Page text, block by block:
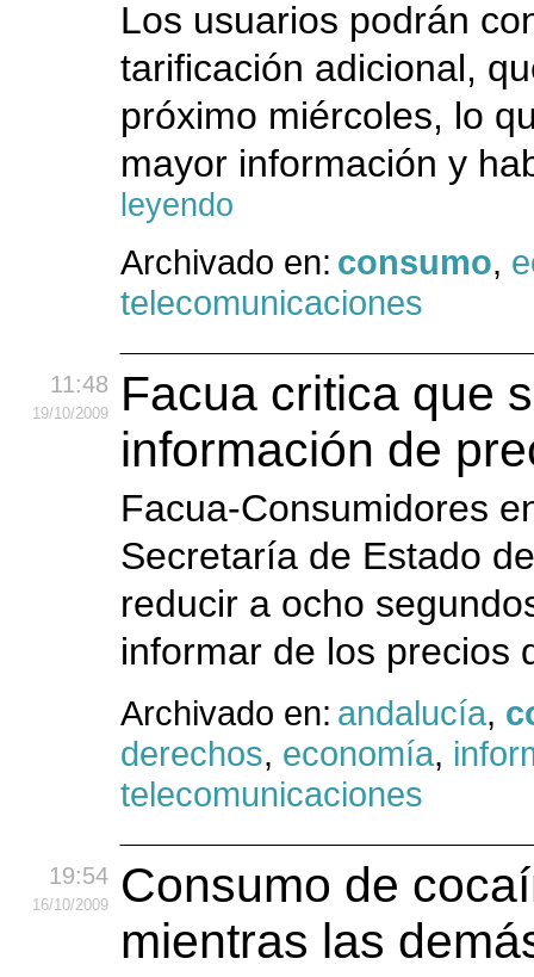
Los usuarios podrán
tarificación adicional,
próximo miércoles, lo
mayor información y
leyendo
Archivado en: consumo,
telecomunicaciones
11:48
19/10/2009
Facua critica que
información de
Facua-Consumidores
Secretaría de Estado
reducir a ocho
informar de los precios
Archivado en: andalucía,
derechos, economía,
telecomunicaciones
19:54
16/10/2009
Consumo de
mientras las